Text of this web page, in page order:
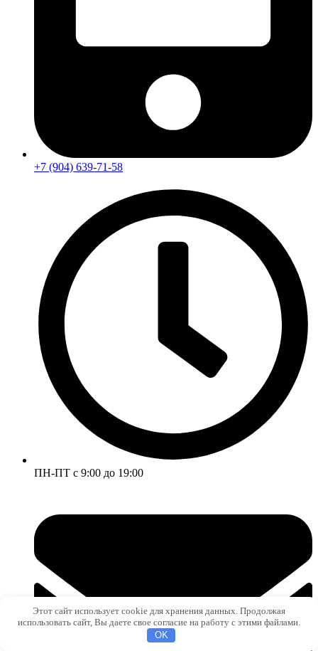
+7 (904) 639-71-58
ПН-ПТ с 9:00 до 19:00
Этот сайт использует cookie для хранения данных. Продолжая
использовать сайт, Вы даете свое согласие на работу с этими файлами.
OK